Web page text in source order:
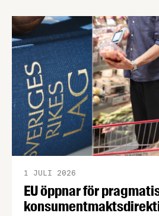
en motståndskraftig
båda syftar till att bana väg
stärker Sveriges
EU öppnar för
1 JULI 2026